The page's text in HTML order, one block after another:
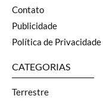
Contato
Publicidade
Política de Privacidade
CATEGORIAS
Terrestre